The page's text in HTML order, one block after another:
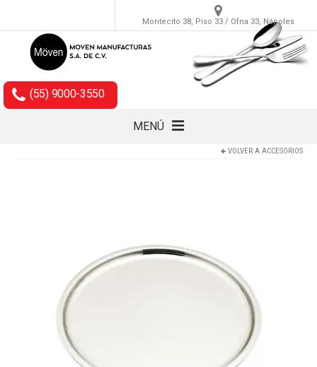
Montecito 38, Piso 33 / Ofna 33, Nápoles
(55) 9000-3550
MENÚ
VOLVER A ACCESORIOS